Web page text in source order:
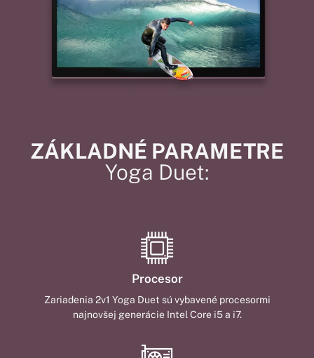
ZÁKLADNÉ PARAMETRE
Yoga Duet:
Procesor
Zariadenia 2v1 Yoga Duet sú vybavené procesormi
najnovšej generácie Intel Core i5 a i7.